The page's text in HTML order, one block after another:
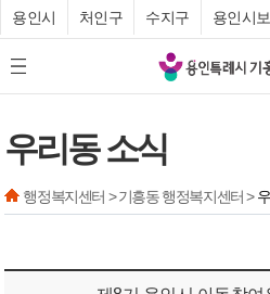
용인시 처인구 수지구 용인시
모바일 메뉴 버튼
기
흥
청
우리동 소식
행정복지센터 > 기흥동 행정복지센터 >